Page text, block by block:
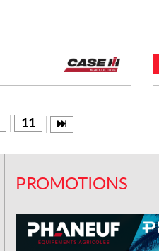
11
PROMOTIONS